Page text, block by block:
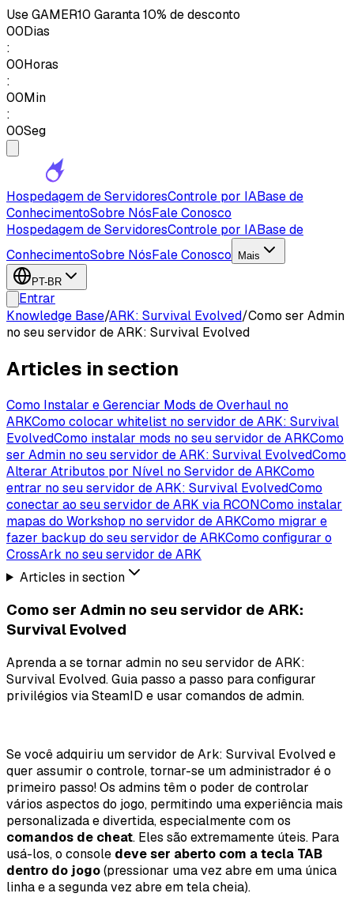
UseGAMER10 Garanta 10% de desconto
00Dias
:
00Horas
:
00Min
:
00Seg
Hospedagem de ServidoresControle por IABase de
ConhecimentoSobre NósFale Conosco
Hospedagem de ServidoresControle por IABase de
ConhecimentoSobre NósFale Conosco Mais
PT-BR
Entrar
Knowledge Base/ARK: Survival Evolved/Como ser Admin
no seu servidor de ARK: Survival Evolved
Articles in section
Como Instalar e Gerenciar Mods de Overhaul no
ARKComo colocar whitelist no servidor de ARK: Survival
EvolvedComo instalar mods no seu servidor de ARKComo
ser Admin no seu servidor de ARK: Survival EvolvedComo
Alterar Atributos por Nível no Servidor de ARKComo
entrar no seu servidor de ARK: Survival EvolvedComo
conectar ao seu servidor de ARK via RCONComo instalar
mapas do Workshop no servidor de ARKComo migrar e
fazer backup do seu servidor de ARKComo configurar o
CrossArk no seu servidor de ARK
Articles in section
Como ser Admin no seu servidor de ARK:
Survival Evolved
Aprenda a se tornar admin no seu servidor de ARK:
Survival Evolved. Guia passo a passo para configurar
privilégios via SteamID e usar comandos de admin.
Se você adquiriu um servidor de Ark: Survival Evolved e
quer assumir o controle, tornar-se um administrador é o
primeiro passo! Os admins têm o poder de controlar
vários aspectos do jogo, permitindo uma experiência mais
personalizada e divertida, especialmente com os
comandos de cheat. Eles são extremamente úteis. Para
usá-los, o console deve ser aberto com a tecla TAB
dentro do jogo(pressionar uma vez abre em uma única
linha e a segunda vez abre em tela cheia).